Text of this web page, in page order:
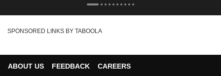
SPONSORED LINKS BY TABOOLA
ABOUT US FEEDBACK
CAREERS